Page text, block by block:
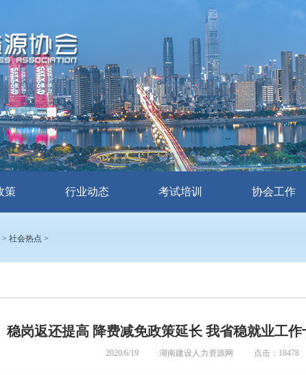
策 行业动态 考试培训 协会工作
> 社会热点 >
稳岗返还提高 降费减免政策延长 我省稳就业工
2020/6/19 湖南建设人力资源网 点击：18478